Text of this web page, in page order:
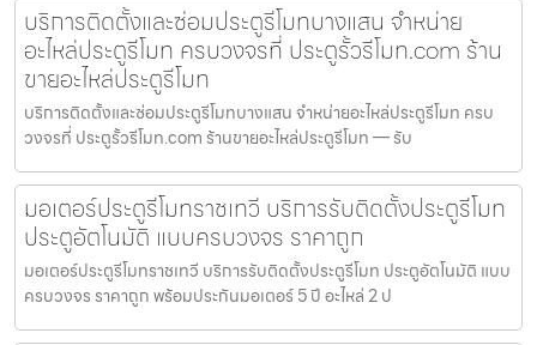
บริการติดตั้งและซ่อมประตูรีโมทบางแสน จำหน่าย
อะไหล่ประตูรีโมท ครบวงจรที่ ประตูรั้วรีโมท.com ร้าน
ขายอะไหล่ประตูรีโมท
บริการติดตั้งและซ่อมประตูรีโมทบางแสน จำหน่ายอะไหล่ประตูรีโมท ครบ
วงจรที่ ประตูรั้วรีโมท.com ร้านขายอะไหล่ประตูรีโมท — รับ
มอเตอร์ประตูรีโมทราชเทวี บริการรับติดตั้งประตูรีโมท
ประตูอัตโนมัติ แบบครบวงจร ราคาถูก
มอเตอร์ประตูรีโมทราชเทวี บริการรับติดตั้งประตูรีโมท ประตูอัตโนมัติ แบบ
ครบวงจร ราคาถูก พร้อมประกันมอเตอร์ 5 ปี อะไหล่ 2 ป